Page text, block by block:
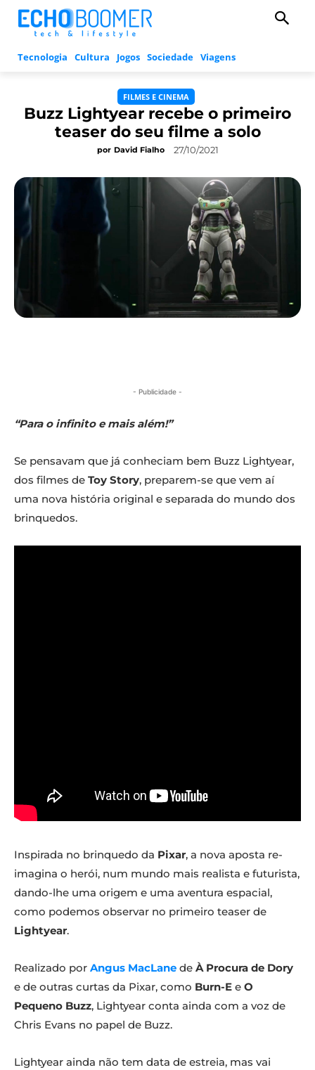
Tecnologia Cultura Jogos Sociedade Viagens
FILMES E CINEMA
Buzz Lightyear recebe o primeiro
teaser do seu filme a solo
por David Fialho 27/10/2021
- Publicidade -
“Para o infinito e mais além!”
Se pensavam que já conheciam bem Buzz Lightyear,
dos filmes de Toy Story, preparem-se que vem aí
uma nova história original e separada do mundo dos
brinquedos.
Inspirada no brinquedo da Pixar, a nova aposta re-
imagina o herói, num mundo mais realista e futurista,
dando-lhe uma origem e uma aventura espacial,
como podemos observar no primeiro teaser de
Lightyear.
Realizado por Angus MacLane de À Procura de Dory
e de outras curtas da Pixar, como Burn-E e O
Pequeno Buzz, Lightyear conta ainda com a voz de
Chris Evans no papel de Buzz.
Lightyear ainda não tem data de estreia, mas vai